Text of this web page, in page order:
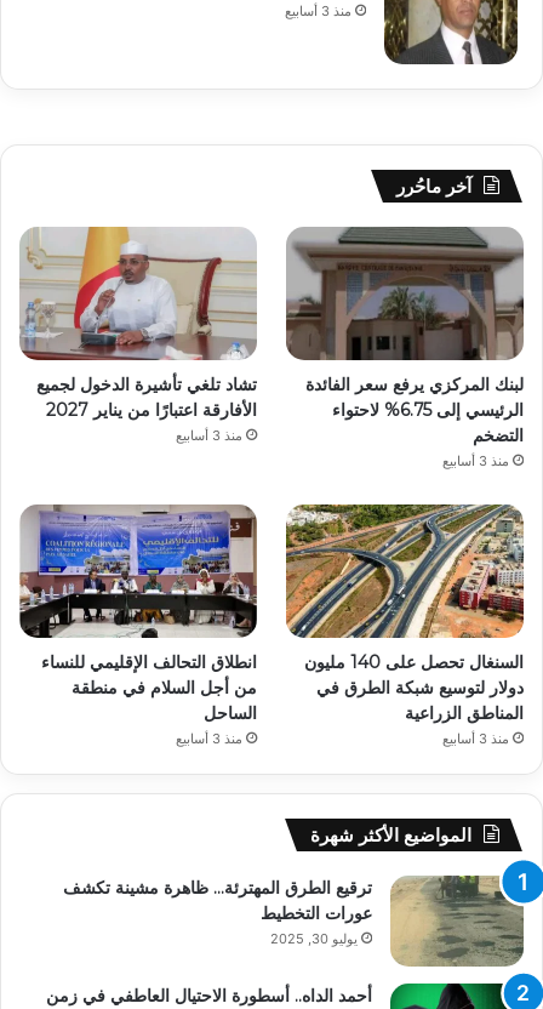
منذ 3 أسابيع
آخر ماحُرر
لبنك المركزي يرفع سعر الفائدة
الرئيسي إلى 6.75% لاحتواء
التضخم
منذ 3 أسابيع
تشاد تلغي تأشيرة الدخول لجميع
الأفارقة اعتبارًا من يناير 2027
منذ 3 أسابيع
السنغال تحصل على 140 مليون
دولار لتوسيع شبكة الطرق في
المناطق الزراعية
منذ 3 أسابيع
انطلاق التحالف الإقليمي للنساء
من أجل السلام في منطقة
الساحل
منذ 3 أسابيع
المواضيع الأكثر شهرة
ترقيع الطرق المهترئة… ظاهرة مشينة تكشف
عورات التخطيط
يوليو 30, 2025
أحمد الداه.. أسطورة الاحتيال العاطفي في زمن